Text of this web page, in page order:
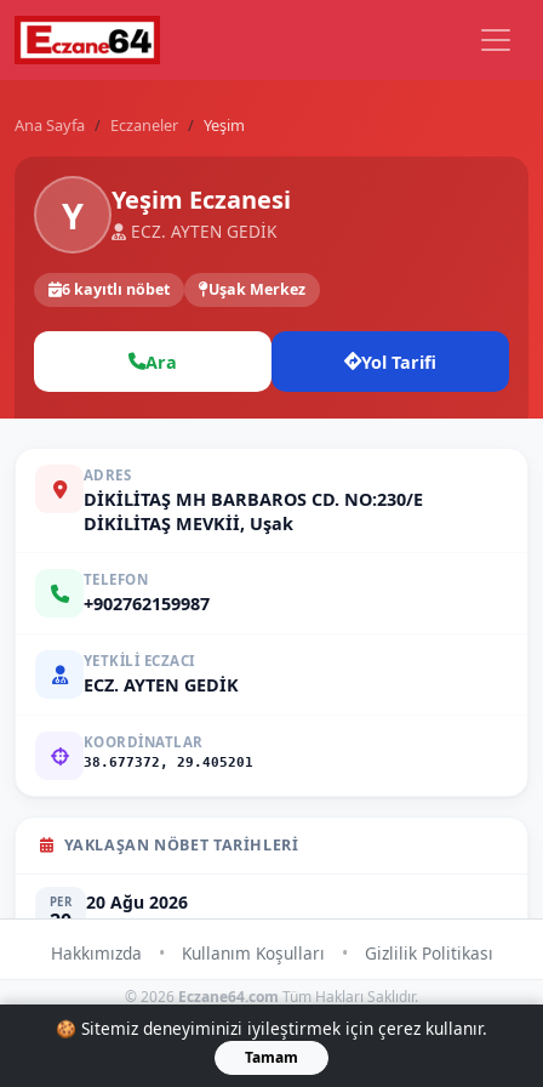
Ana Sayfa Eczaneler Yeşim
Y Yeşim Eczanesi
ECZ. AYTEN GEDİK
6 kayıtlı nöbet Uşak Merkez
Ara Yol Tarifi
ADRES
DİKİLİTAŞ MH BARBAROS CD. NO:230/E
DİKİLİTAŞ MEVKİİ, Uşak
TELEFON
+902762159987
YETKILI ECZACI
ECZ. AYTEN GEDİK
KOORDINATLAR
38.677372, 29.405201
YAKLAŞAN NÖBET TARIHLERI
PER
20
20 Ağu 2026
Perşembe
Hakkımızda • Kullanım Koşulları • Gizlilik Politikası
© 2026 Eczane64.com Tüm Hakları Saklıdır.
🍪 Sitemiz deneyiminizi iyileştirmek için çerez kullanır.
Tamam